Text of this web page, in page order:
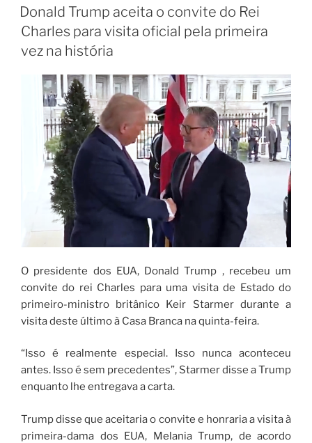
Donald Trump aceita o convite do Rei
Charles para visita oficial pela primeira
vez na história
O presidente dos EUA, Donald Trump , recebeu um
convite do rei Charles para uma visita de Estado do
primeiro-ministro britânico Keir Starmer durante a
visita deste último à Casa Branca na quinta-feira.
“Isso é realmente especial. Isso nunca aconteceu
antes. Isso é sem precedentes”, Starmer disse a Trump
enquanto lhe entregava a carta.
Trump disse que aceitaria o convite e honraria a visita à
primeira-dama dos EUA, Melania Trump, de acordo